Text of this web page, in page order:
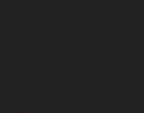
como presuntos autores
pasado 14 de febrero de
víctima, un varón con
hallado tirado en la vía